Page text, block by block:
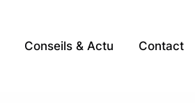
Conseils & Actu Contact